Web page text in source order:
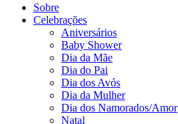
Sobre
Celebrações
Aniversários
Baby Shower
Dia da Mãe
Dia do Pai
Dia dos Avós
Dia da Mulher
Dia dos Namorados/Amor
Natal